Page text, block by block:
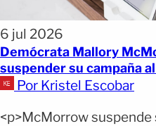
6 jul 2026
Demócrata Mallory
suspender su campaña
Por Kristel Escobar
<p>McMorrow suspende